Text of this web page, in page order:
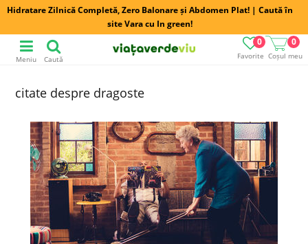
Hidratare Zilnică Completă, Zero Balonare și Abdomen Plat! | Caută în
site Vara cu In green!
Favorite
0
Coșul meu
0
Meniu Caută
citate despre dragoste